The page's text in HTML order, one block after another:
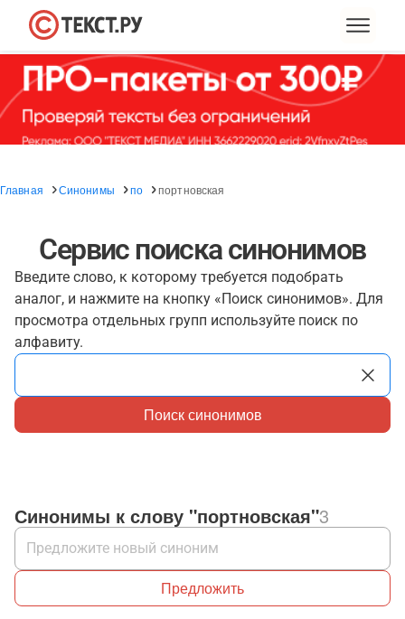
Главная Синонимы по портновская
Сервис поиска синонимов
Введите слово, к которому требуется подобрать
аналог, и нажмите на кнопку «Поиск синонимов». Для
просмотра отдельных групп используйте поиск по
алфавиту.
Поиск синонимов
Синонимы к слову "портновская"3
Предложить